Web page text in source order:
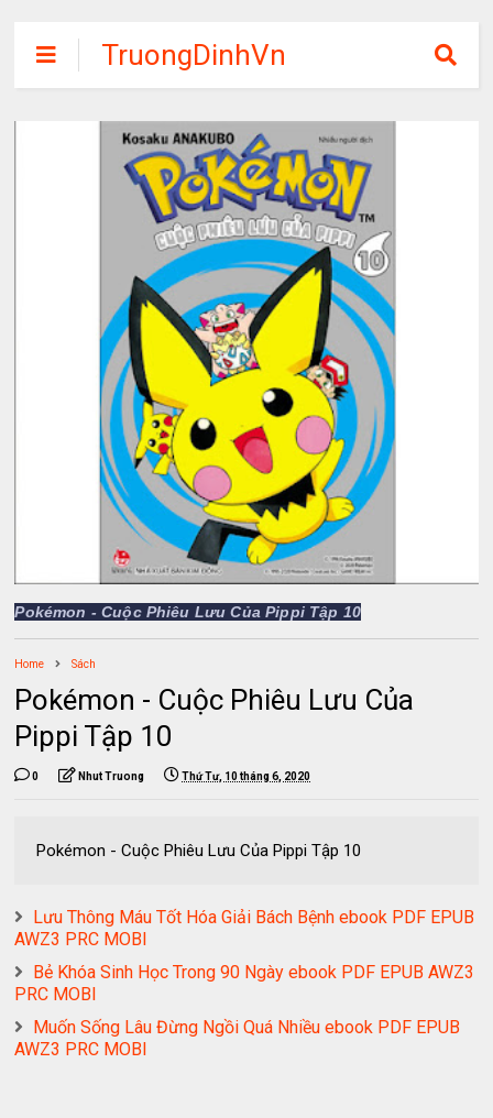
TruongDinhVn
Chia sẽ ebook,
các khóa học,
phần mềm học
tập miễn phí
Pokémon - Cuộc Phiêu Lưu Của Pippi Tập 10
Home Sách
Pokémon - Cuộc Phiêu Lưu Của
Pippi Tập 10
0 Nhut Truong Thứ Tư, 10 tháng 6, 2020
Pokémon - Cuộc Phiêu Lưu Của Pippi Tập 10
Lưu Thông Máu Tốt Hóa Giải Bách Bệnh ebook PDF EPUB
AWZ3 PRC MOBI
Bẻ Khóa Sinh Học Trong 90 Ngày ebook PDF EPUB AWZ3
PRC MOBI
Muốn Sống Lâu Đừng Ngồi Quá Nhiều ebook PDF EPUB
AWZ3 PRC MOBI